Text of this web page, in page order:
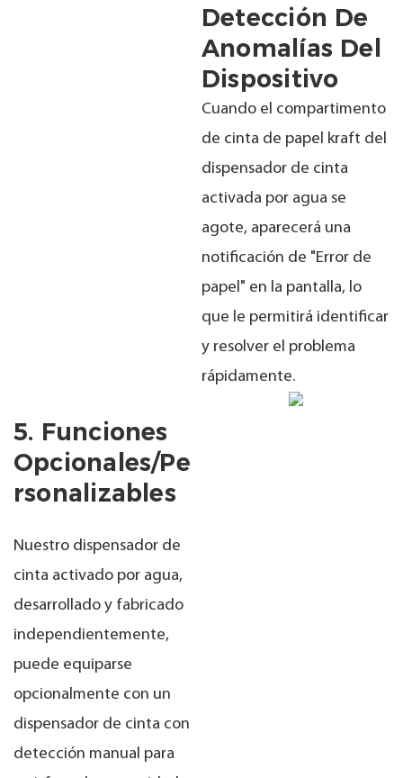
Detección De
Anomalías Del
Dispositivo
Cuando el compartimento
de cinta de papel kraft del
dispensador de cinta
activada por agua se
agote, aparecerá una
notificación de "Error de
papel" en la pantalla, lo
que le permitirá identificar
y resolver el problema
rápidamente.
5. Funciones
Opcionales/pe
Rsonalizables
Nuestro dispensador de
cinta activado por agua,
desarrollado y fabricado
independientemente,
puede equiparse
opcionalmente con un
dispensador de cinta con
detección manual para